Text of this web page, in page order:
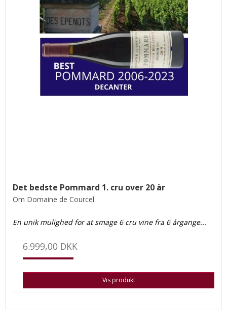
Det bedste Pommard 1. cru over 20 år
Om Domaine de Courcel
En unik mulighed for at smage 6 cru vine fra 6 årgange...
6.999,00 DKK
Vis produkt